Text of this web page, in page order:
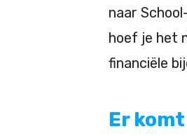
naar
hoef je het
financiële
Er